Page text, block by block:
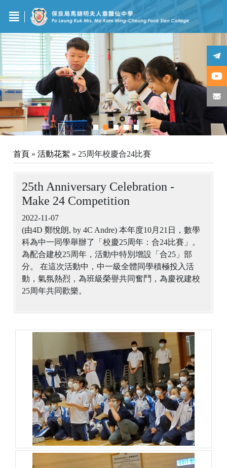
首頁 »活動花絮 » 25周年校慶合24比賽
25th Anniversary Celebration -
Make 24 Competition
2022-11-07
(由4D 鄭悅朗, by 4C Andre) 本年度10月21日，數學
科為中一同學舉辦了「校慶25周年：合24比賽」。
為配合建校25周年，活動中特別增設「合25」部
分。 在這次活動中，中一級全體同學積極投入活
動，氣氛熱烈，為班級榮譽共同奮鬥，為慶祝建校
25周年共同歡樂。